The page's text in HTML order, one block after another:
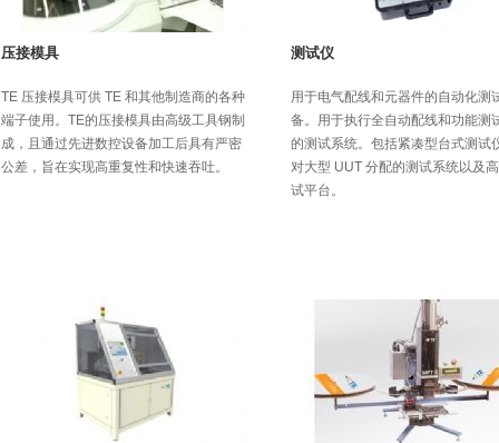
压接模具
TE 压接模具可供 TE 和其他制造商的各种
端子使用。TE的压接模具由高级工具钢制
成，且通过先进数控设备加工后具有严密
公差，旨在实现高重复性和快速吞吐。
测试仪
用于电气配线和元器件的自动化测
备。用于执行全自动配线和功能测
的测试系统。包括紧凑型台式测试
对大型 UUT 分配的测试系统以及
试平台。